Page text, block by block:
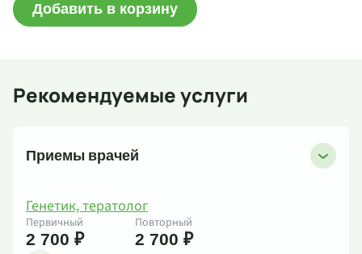
Добавить в корзину
Рекомендуемые услуги
Приемы врачей
Генетик, тератолог
Первичный
2 700 ₽
Повторный
2 700 ₽